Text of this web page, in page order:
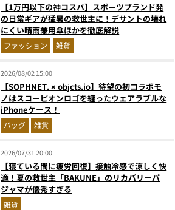
【1万円以下の神コスパ】スポーツブランド発
の日常ギアが猛暑の救世主に！デサントの壊れ
にくい晴雨兼用傘ほかを徹底解説
ファッション 雑貨
2026/08/02 15:00
【SOPHNET. × objcts.io】待望の初コラボモ
ノはスコーピオンロゴを纏ったウェアラブルな
iPhoneケース！
バッグ 雑貨
2026/07/31 20:00
【寝ている間に疲労回復】接触冷感で涼しく快
適！夏の救世主「BAKUNE」のリカバリーパ
ジャマが優秀すぎる
雑貨